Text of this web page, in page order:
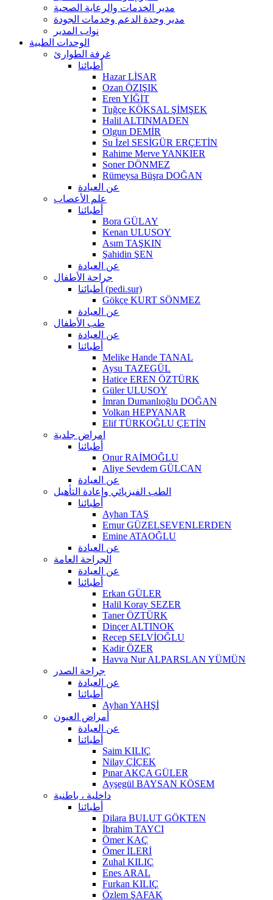
مدير الخدمات والرعاية الصحية
مدير وحدة الدعم وخدمات الجودة
نواب المدير
الوحدات الطبية
غرفة الطوارئ
أطبائنا
Hazar LİSAR
Ozan ÖZIŞIK
Eren YİĞİT
Tuğçe KÖKSAL ŞİMŞEK
Halil ALTINMADEN
Olgun DEMİR
Su İzel SESİGÜR ERÇETİN
Rahime Merve YANKIER
Soner DÖNMEZ
Rümeysa Büşra DOĞAN
عن العيادة
علم الأعصاب
أطبائنا
Bora GÜLAY
Kenan ULUSOY
Asım TAŞKIN
Şahidin ŞEN
عن العيادة
جراحة الأطفال
أطبائنا (pedi.sur)
Gökçe KURT SÖNMEZ
عن العيادة
طب الأطفال
عن العيادة
أطبائنا
Melike Hande TANAL
Aysu TAZEGÜL
Hatice EREN ÖZTÜRK
Güler ULUSOY
İmran Dumanlıoğlu DOĞAN
Volkan HEPYANAR
Elif TÜRKOĞLU ÇETİN
امراض جلدية
أطبائنا
Onur RAİMOĞLU
Aliye Sevdem GÜLCAN
عن العيادة
الطب الفيزيائي وإعادة التأهيل
أطبائنا
Ayhan TAŞ
Ernur GÜZELSEVENLERDEN
Emine ATAOĞLU
عن العيادة
الجراحة العامة
عن العيادة
أطبائنا
Erkan GÜLER
Halil Koray SEZER
Taner ÖZTÜRK
Dinçer ALTINOK
Recep SELVİOĞLU
Kadir ÖZER
Havva Nur ALPARSLAN YÜMÜN
جراحة الصدر
عن العيادة
أطبائنا
Ayhan YAHŞİ
أمراض العيون
عن العيادة
أطبائنا
Saim KILIÇ
Nilay ÇİÇEK
Pınar AKÇA GÜLER
Ayşegül BAYSAN KÖSEM
داخلية ، باطنية
أطبائنا
Dilara BULUT GÖKTEN
İbrahim TAYCI
Ömer KAÇ
Ömer İLERİ
Zuhal KILIÇ
Enes ARAL
Furkan KILIÇ
Özlem ŞAFAK